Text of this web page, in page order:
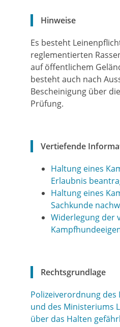
Hinweise
Es besteht
reglementierten
auf öffentlichem
besteht auch nach
Bescheinigung über
Prüfung.
Vertiefende
Haltung eines
Erlaubnis
Haltung eines
Sachkunde
Widerlegung der
Rechtsgrundlage
Polizeiverordnung
und des Ministeriums
über das Halten